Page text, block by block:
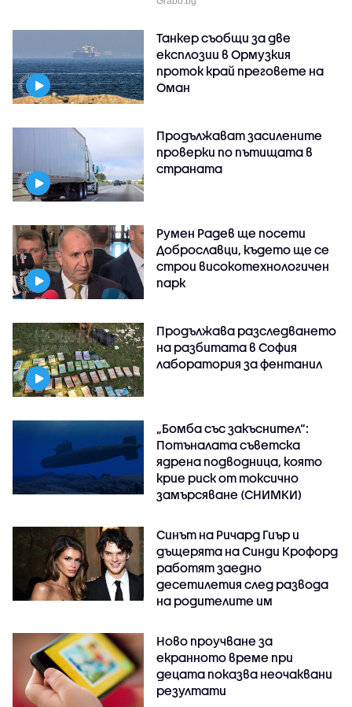
Танкер съобщи за две
експлозии в Ормузкия
проток край преговете на
Оман
Продължават засилените
проверки по пътищата в
страната
Румен Радев ще посети
Доброславци, където ще се
строи високотехнологичен
парк
Продължава разследването
на разбитата в София
лаборатория за фентанил
„Бомба със закъснител“:
Потъналата съветска
ядрена подводница, която
крие риск от токсично
замърсяване (СНИМКИ)
Синът на Ричард Гиър и
дъщерята на Синди Крофорд
работят заедно
десетилетия след развода
на родителите им
Ново проучване за
екранното време при
децата показва неочаквани
резултати